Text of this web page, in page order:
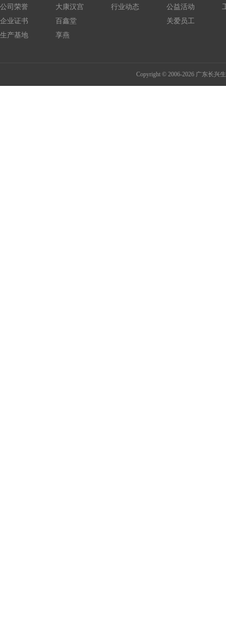
公司荣誉
企业证书
生产基地
大康汉宫
百鑫堂
享燕
行业动态
公益活动
关爱员工
Copyright © 2006-2026 广东长兴